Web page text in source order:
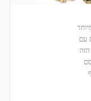
עם
הזה